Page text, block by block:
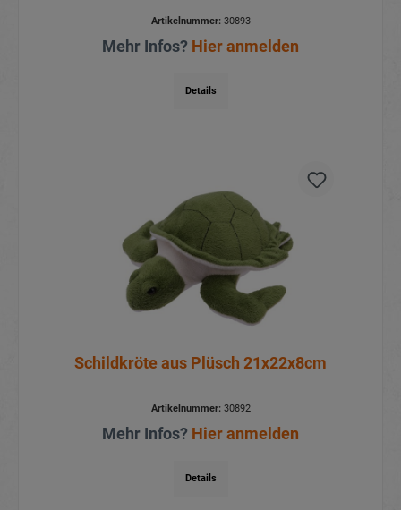
Artikelnummer:30893
Mehr Infos? Hier anmelden
Details
Schildkröte aus Plüsch 21x22x8cm
Artikelnummer:30892
Mehr Infos? Hier anmelden
Details